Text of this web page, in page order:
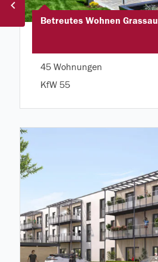
Betreutes Wohnen Grassau
45 Wohnungen
KfW 55